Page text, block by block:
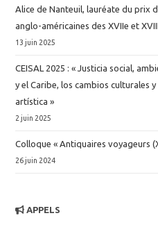
Alice de Nanteuil, lauréate du prix
anglo-américaines des XVIIe et
13 juin 2025
CEISAL 2025 : « Justicia social,
y el Caribe, los cambios culturales
artística »
2 juin 2025
Colloque « Antiquaires voyageurs
26 juin 2024
APPELS